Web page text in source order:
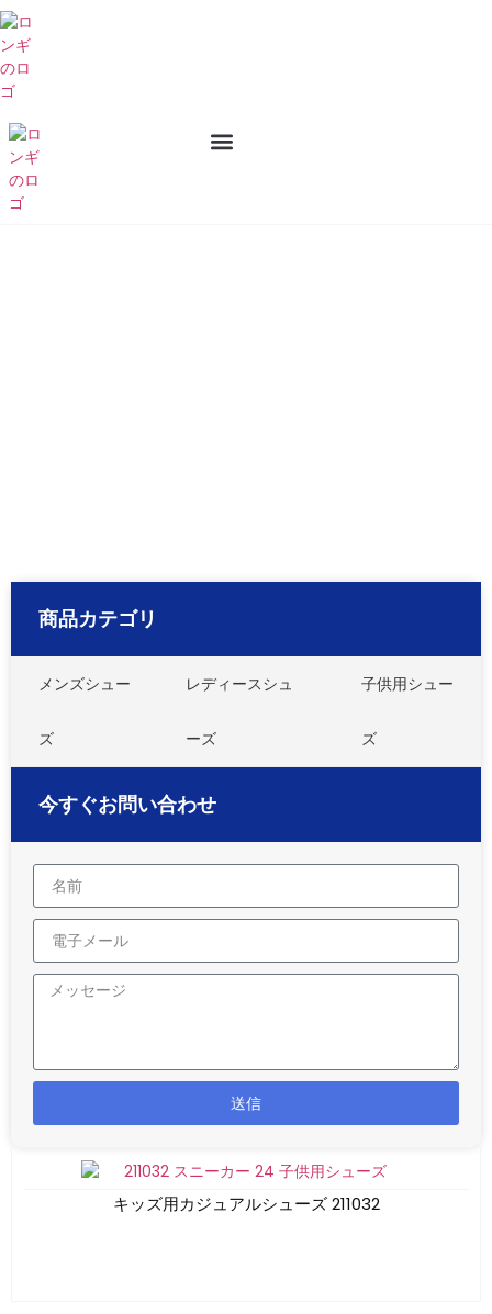
商品カテゴリ
メンズシュー
ズ
レディースシュ
ーズ
子供用シュー
ズ
今すぐお問い合わせ
送信
キッズ用カジュアルシューズ 211032